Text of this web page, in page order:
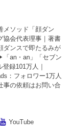
メソッド「顔ダン
協会代表理事｜著書
ダンスで即たるみが
「an・an」「セブン
登録101万人｜
：フォロワー1万人
事の依頼はお問い合
YouTube